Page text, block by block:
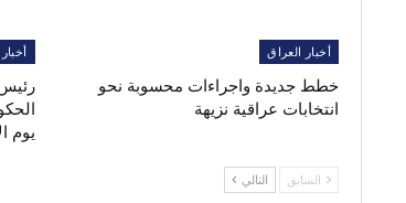
أخبار العراق
خطط جديدة واجراءات محسوبة نحو
انتخابات عراقية نزيهة
يوم
السابق التالي